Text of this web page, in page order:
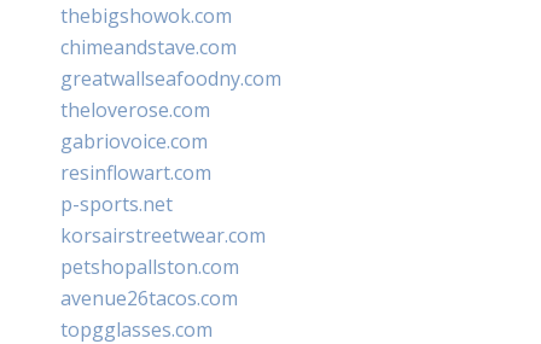
thebigshowok.com
chimeandstave.com
greatwallseafoodny.com
theloverose.com
gabriovoice.com
resinflowart.com
p-sports.net
korsairstreetwear.com
petshopallston.com
avenue26tacos.com
topgglasses.com